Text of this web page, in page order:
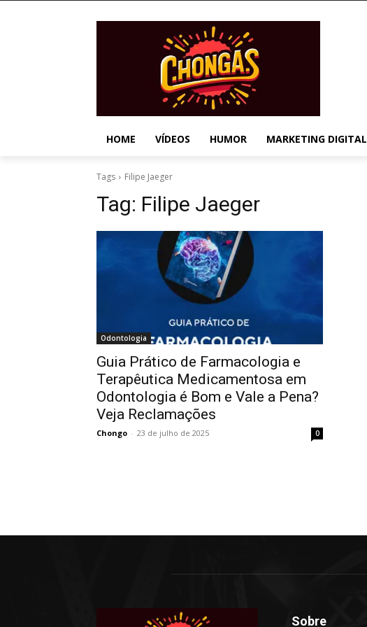
HOME VÍDEOS HUMOR MARKETING DIGITAL
Tags Filipe Jaeger
Tag: Filipe Jaeger
Odontologia
Guia Prático de Farmacologia e
Terapêutica Medicamentosa em
Odontologia é Bom e Vale a Pena?
Veja Reclamações
Chongo - 23 de julho de 2025 0
Sobre